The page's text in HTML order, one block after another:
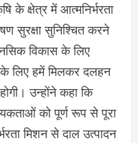
के क्षेत्र में आत्मनिर्भरता
सुरक्षा सुनिश्चित करने
विकास के लिए
लिए हमें मिलकर दलहन
उन्होंने कहा कि
को पूर्ण रूप से पूरा
मिशन से दाल उत्पादन